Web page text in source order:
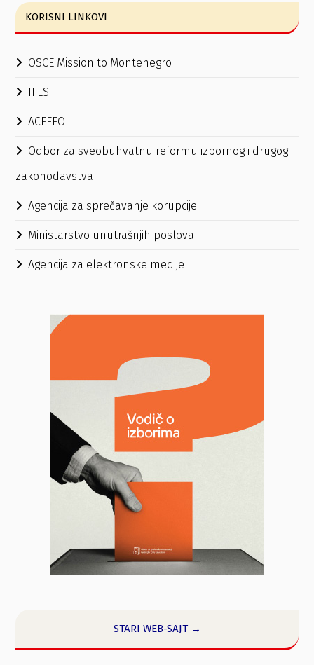
KORISNI LINKOVI
OSCE Mission to Montenegro
IFES
ACEEEO
Odbor za sveobuhvatnu reformu izbornog i drugog
zakonodavstva
Agencija za sprečavanje korupcije
Ministarstvo unutrašnjih poslova
Agencija za elektronske medije
STARI WEB-SAJT →